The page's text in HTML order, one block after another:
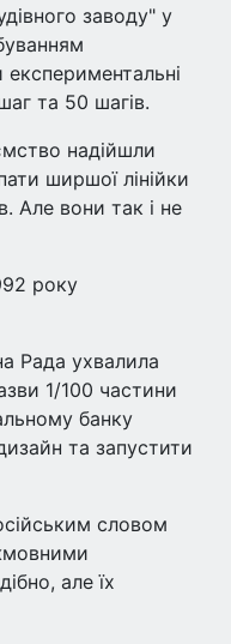
заводу" у
та 50 шагів.
надійшли
ширшої лінійки
Але вони так і не
року
Рада ухвалила
1/100 частини
банку
та запустити
словом
але їх